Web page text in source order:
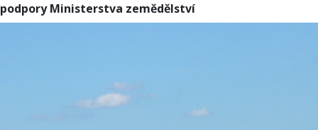
podpory Ministerstva zemědělství